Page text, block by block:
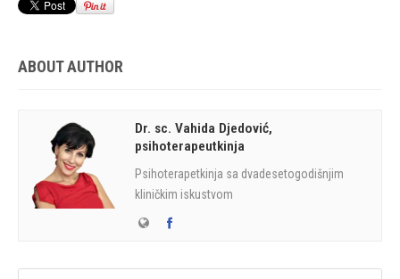
ABOUT AUTHOR
Dr. sc. Vahida Djedović,
psihoterapeutkinja
Psihoterapetkinja sa dvadesetogodišnjim
kliničkim iskustvom